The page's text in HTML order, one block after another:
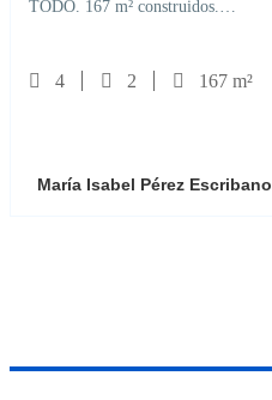
TODO. 167 m² construidos.…
4 2 167 m²
María Isabel Pérez Escribano